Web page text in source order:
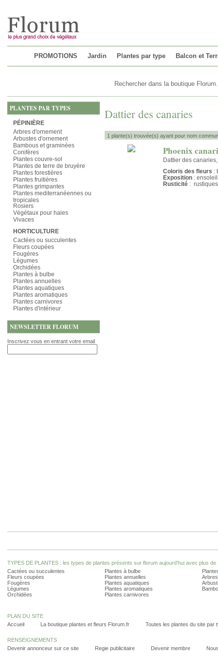
PROMOTIONS Jardin Plantes par type Balcon et
PLANTES PAR TYPES
PÉPINIÈRE
Arbres d'ornement
Arbustes d'ornement
Bambous et graminées
Conifères
Plantes couvre-sol
Plantes de terre de bruyère
Plantes forestières
Plantes fruitières
Plantes grimpantes
Plantes mediterranéennes ou
tropicales
Rosiers
Végétaux pour haies
Vivaces
HORTICULTURE
Cactées ou succulentes
Fleurs coupées
Fougères
Légumes
Orchidées
Plantes à bulbe
Plantes annuelles
Plantes aquatiques
Plantes aromatiques
Plantes carnivores
Plantes d'intérieur
NEWSLETTER FLORUM
Inscrivez vous en entrant votre email
Dattier des canaries
1 plante(s) trouvée(s) ayant pour nom
Phoenix
Dattier des
Coloris des fleurs :
Exposition :
Rusticité :
TYPES DE PLANTES : les types de plantes présents sur florum aujourd'hui avec plus de
Cactées ou succulentes
Fleurs coupées
Fougères
Légumes
Orchidées
Plantes à bulbe
Plantes annuelles
Plantes aquatiques
Plantes aromatiques
Plantes carnivores
PLAN DU SITE
Accueil
La boutique plantes et fleurs Florum.fr Toutes les plantes du site par
RENSEIGNEMENTS
Devenir annonceur sur ce site
Regie publicitaire Devenir membre